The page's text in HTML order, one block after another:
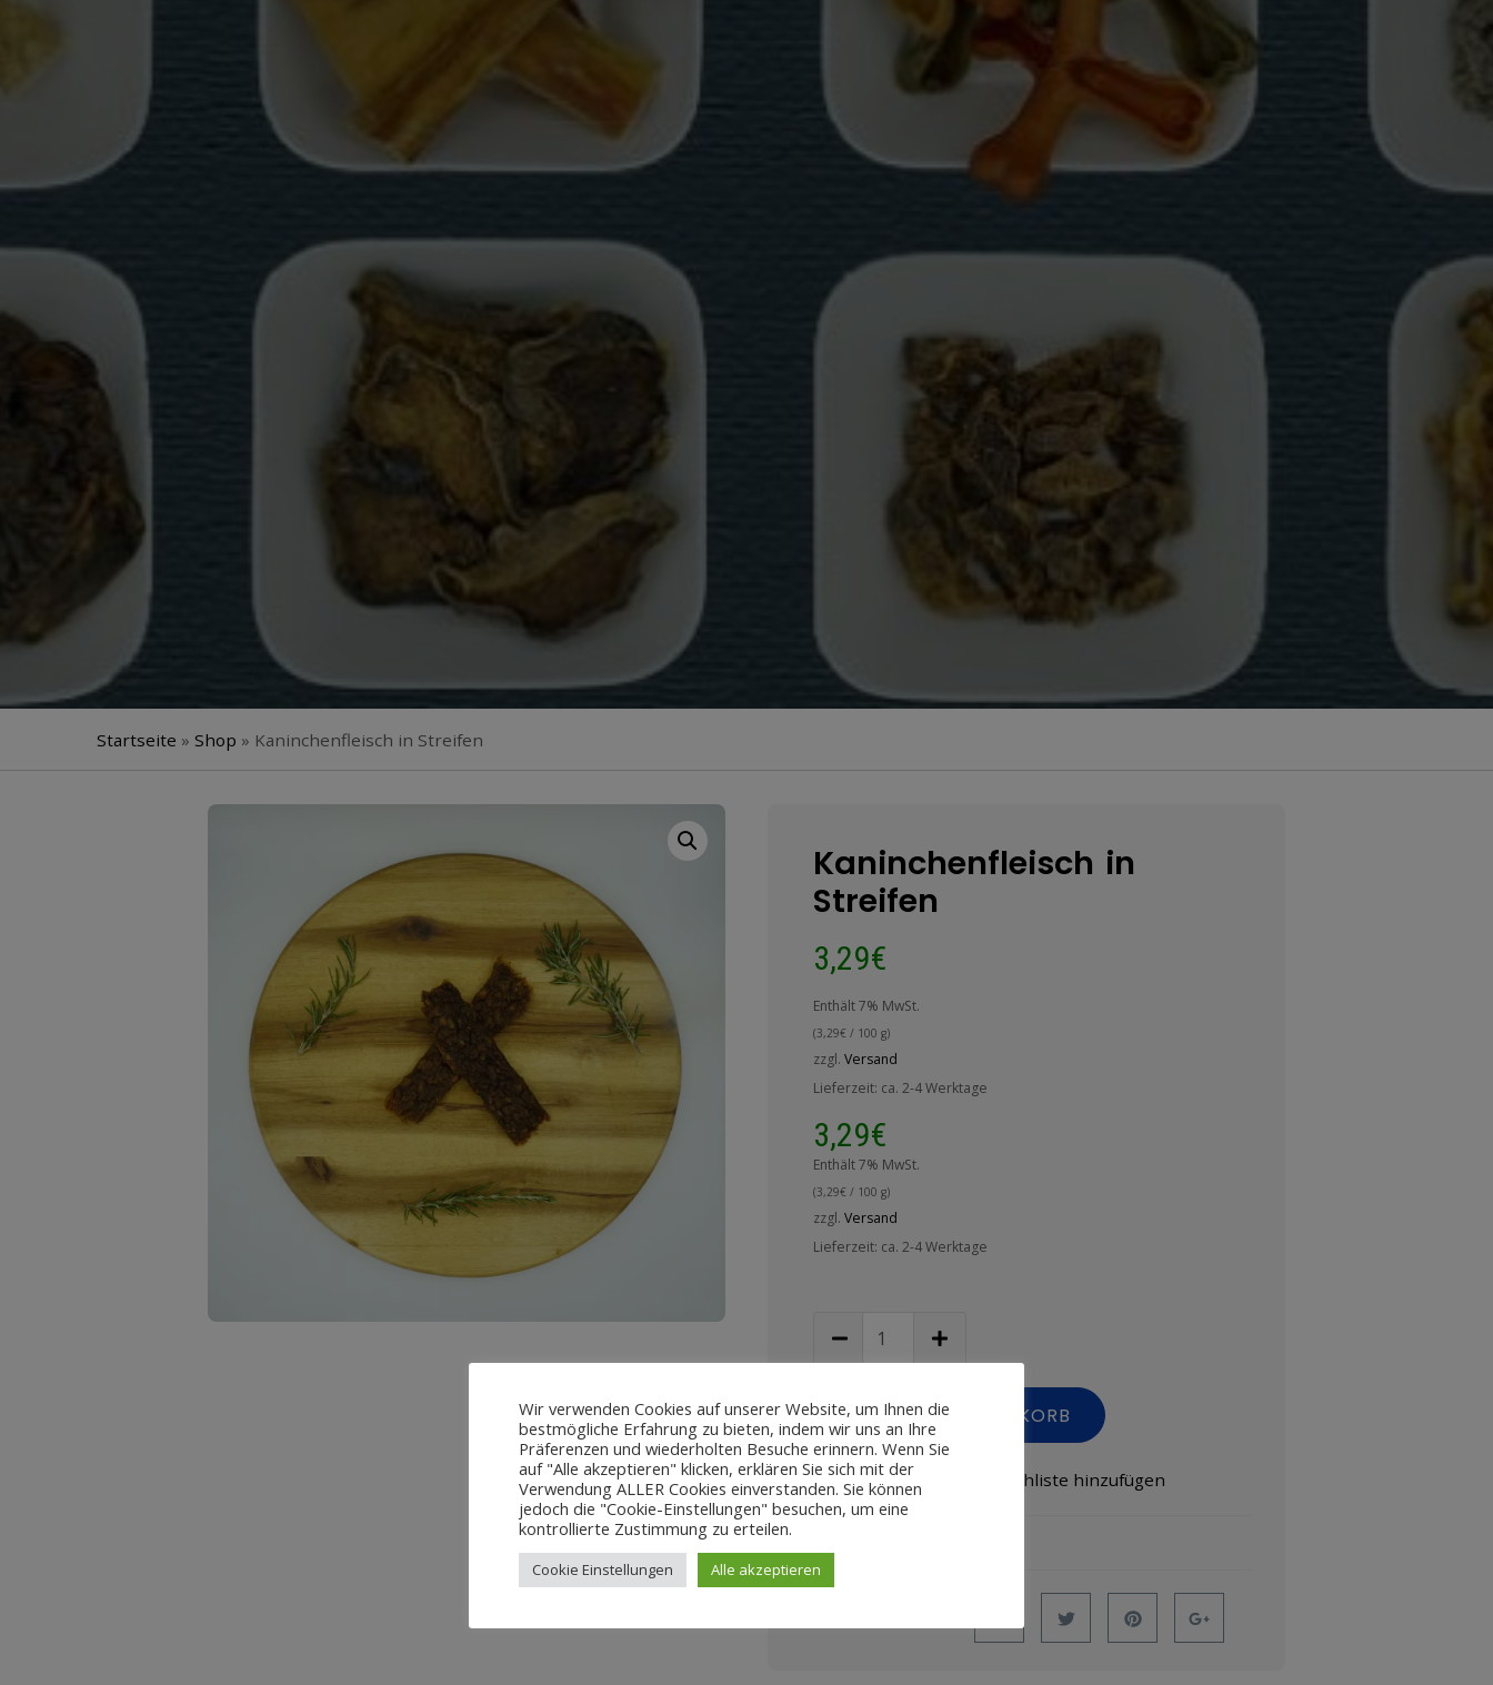
Startseite » Shop » Kaninchenfleisch in Streifen
Kaninchenfleisch in
Streifen
3,29€
Enthält 7% MwSt.
(3,29€ / 100 g)
zzgl.Versand
Lieferzeit: ca. 2-4 Werktage
3,29€
Enthält 7% MwSt.
(3,29€ / 100 g)
zzgl.Versand
Lieferzeit: ca. 2-4 Werktage
IN DEN WARENKORB
Zur Wunschliste hinzufügen
Wir verwenden Cookies auf unserer Website, um Ihnen die
bestmögliche Erfahrung zu bieten, indem wir uns an Ihre
Präferenzen und wiederholten Besuche erinnern. Wenn Sie
auf "Alle akzeptieren" klicken, erklären Sie sich mit der
Verwendung ALLER Cookies einverstanden. Sie können
jedoch die "Cookie-Einstellungen" besuchen, um eine
kontrollierte Zustimmung zu erteilen.
Cookie Einstellungen Alle akzeptieren